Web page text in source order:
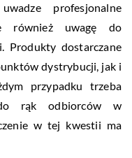
profesjonalne
również uwagę do
Produkty dostarczane
dystrybucji, jak i
przypadku trzeba
rąk odbiorców w
w tej kwestii ma